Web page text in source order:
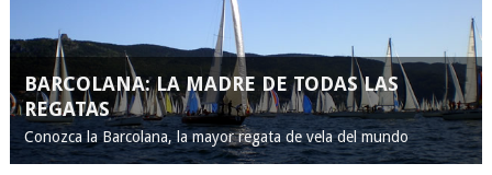
BARCOLANA: LA MADRE DE TODAS LAS
REGATAS
Conozca la Barcolana, la mayor regata de vela del mundo